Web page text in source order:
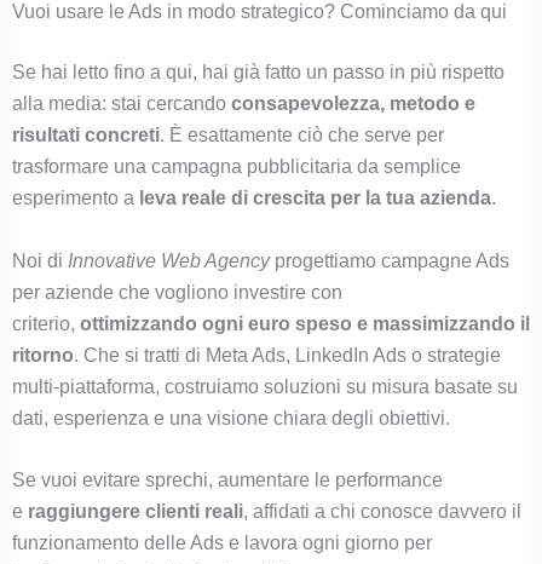
Vuoi usare le Ads in modo strategico? Cominciamo da qui
Se hai letto fino a qui, hai già fatto un passo in più rispetto
alla media: stai cercando consapevolezza, metodo e
risultati concreti. È esattamente ciò che serve per
trasformare una campagna pubblicitaria da semplice
esperimento a leva reale di crescita per la tua azienda.
Noi di Innovative Web Agencyprogettiamo campagne Ads
per aziende che vogliono investire con
criterio, ottimizzando ogni euro speso e massimizzando il
ritorno. Che si tratti di Meta Ads, LinkedIn Ads o strategie
multi-piattaforma, costruiamo soluzioni su misura basate su
dati, esperienza e una visione chiara degli obiettivi.
Se vuoi evitare sprechi, aumentare le performance
e raggiungere clienti reali, affidati a chi conosce davvero il
funzionamento delle Ads e lavora ogni giorno per